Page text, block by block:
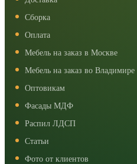
Сборка
Оплата
Мебель на заказ в Москве
Мебель на заказ во Владимире
Оптовикам
Фасады МДФ
Распил ЛДСП
Статьи
Фото от клиентов